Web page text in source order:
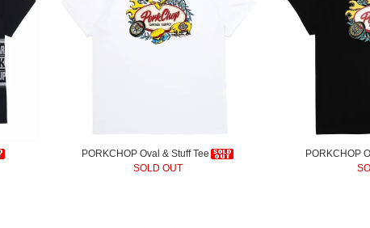
PORKCHOP Oval & Stuff Tee
SOLD OUT
PORKCHOP